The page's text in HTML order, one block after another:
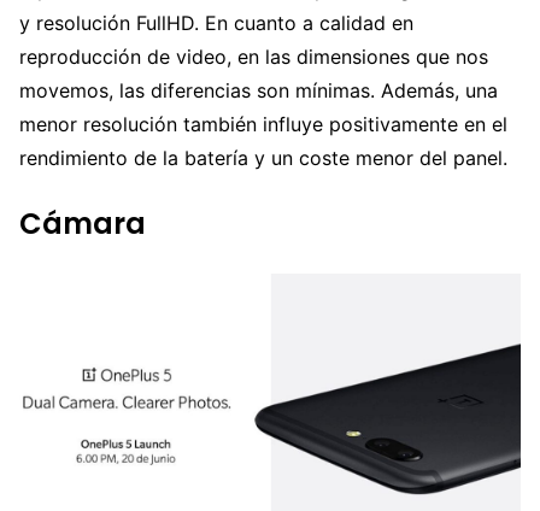
y resolución FullHD. En cuanto a calidad en
reproducción de video, en las dimensiones que nos
movemos, las diferencias son mínimas. Además, una
menor resolución también influye positivamente en el
rendimiento de la batería y un coste menor del panel.
Cámara